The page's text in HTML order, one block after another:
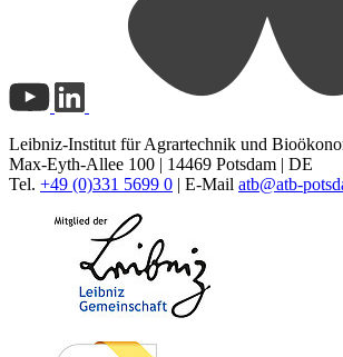
Leibniz-Institut für Agrartechnik und
Max-Eyth-Allee 100 | 14469 Potsdam | DE
Tel. +49 (0)331 5699 0 | E-Mail atb@atb-